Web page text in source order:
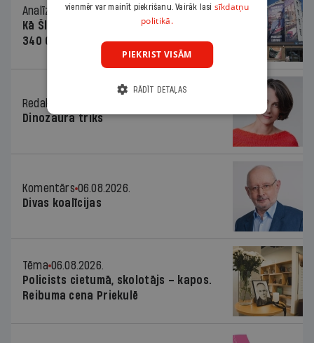
Analīze
06.08.2026.
Kā Šlesera partija palika nesodīta par
340 000 vērtu reklāmas kampaņu
Redaktores sleja
Dinozaura triks
Komentārs 06.08.2026.
Divas koalīcijas
Tēma 06.08.2026.
Policists cietumā, skolotājs – kapos.
Reibuma cena Priekulē
vienmēr var mainīt piekrišanu. Vairāk lasi sīkdatņu
politikā.
PIEKRIST VISĀM
RĀDĪT DETAĻAS